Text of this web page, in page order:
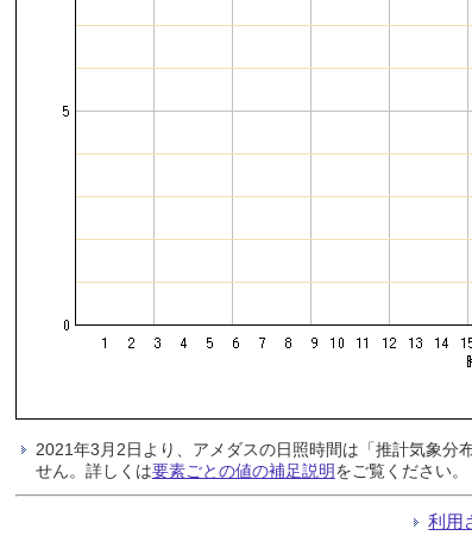
2021年3月2日より、アメダスの日照時間は「推計気象分
せん。詳しくは要素ごとの値の補足説明をご覧ください。
利用